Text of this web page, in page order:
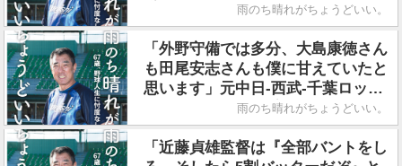
謙さん／著書『雨のち晴れがちょう
どいい。』
雨のち晴れがちょうどいい。
「外野守備では多分、大島康徳さん
も田尾安志さんも僕に甘えていたと
思います」元中日-西武-千葉ロッテ
の名外野手・平野謙さん/著書『雨
のち晴れがちょうどいい。』
雨のち晴れがちょうどいい。
「近藤貞雄監督は『全部バントをし